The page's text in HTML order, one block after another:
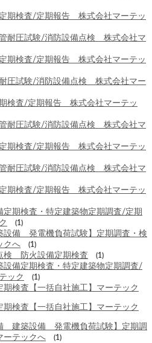
期検査/定期報告 株式会社マーテッ
耐圧試験/消防設備点検 株式会社マ
期検査/定期報告 株式会社マーテッ
圧試験/消防設備点検 株式会社マー
検査/定期報告 株式会社マーテッ
耐圧試験/消防設備点検 株式会社マ
期検査/定期報告 株式会社マーテッ
耐圧試験/消防設備点検 株式会社マ
期検査/定期報告 株式会社マーテッ
期検査・特定建築物定期調査/定期
(1)
備 発電機負荷試験】定期調査・検
へ
(1)
検 防火設備定期検査 (1)
備定期検査・特定建築物定期調査/
ック
(1)
検査【一括自社施工】マーテック
検査【一括自社施工】マーテック
建築設備 発電機負荷試験】定期調
テックへ
(1)